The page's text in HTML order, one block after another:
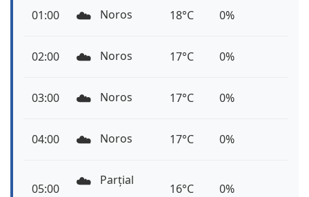
01:00 ☁️ Noros 18°C 0%
02:00 ☁️ Noros 17°C 0%
03:00 ☁️ Noros 17°C 0%
04:00 ☁️ Noros 17°C 0%
05:00 ☁️
Parțial
16°C 0%